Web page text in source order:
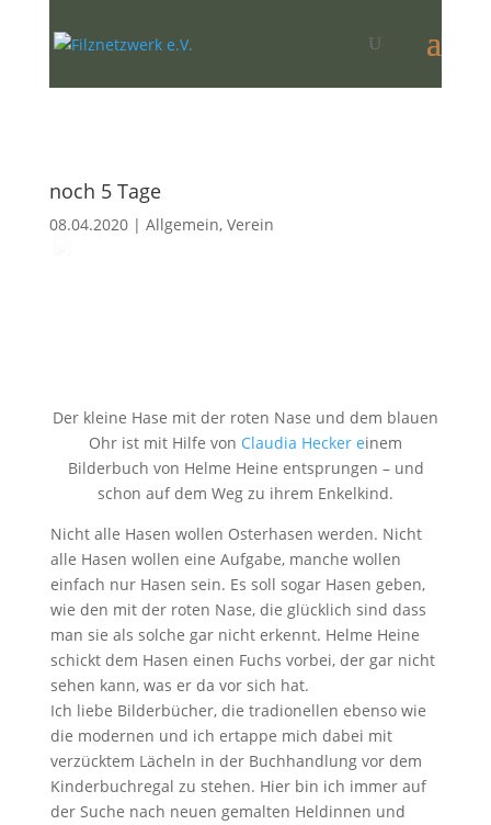
noch 5 Tage
08.04.2020| Allgemein, Verein
Der kleine Hase mit der roten Nase und dem blauen
Ohr ist mit Hilfe von Claudia Hecker einem
Bilderbuch von Helme Heine entsprungen – und
schon auf dem Weg zu ihrem Enkelkind.
Nicht alle Hasen wollen Osterhasen werden. Nicht
alle Hasen wollen eine Aufgabe, manche wollen
einfach nur Hasen sein. Es soll sogar Hasen geben,
wie den mit der roten Nase, die glücklich sind dass
man sie als solche gar nicht erkennt. Helme Heine
schickt dem Hasen einen Fuchs vorbei, der gar nicht
sehen kann, was er da vor sich hat.
Ich liebe Bilderbücher, die tradionellen ebenso wie
die modernen und ich ertappe mich dabei mit
verzücktem Lächeln in der Buchhandlung vor dem
Kinderbuchregal zu stehen. Hier bin ich immer auf
der Suche nach neuen gemalten Heldinnen und